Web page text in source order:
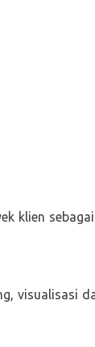
klien
visualisasi